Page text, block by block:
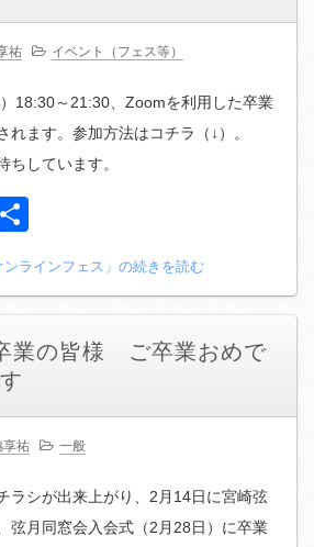
祐 イベント（フェス等）
18:30～21:30、Zoomを利用した卒業
れます。参加方法はコチラ（↓）。
待ちしています。
Email
ンラインフェス」の続きを読む
業の皆様 ご卒業おめで
享祐 一般
ラシが出来上がり、2月14日に宮崎弦
弦月同窓会入会式（2月28日）に卒業